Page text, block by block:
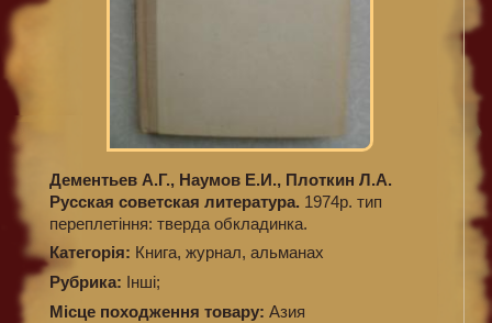
Дементьев А.Г., Наумов Е.И., Плоткин Л.А.
Русская советская литература. 1974р. тип
переплетіння: тверда обкладинка.
Категорiя: Книга, журнал, альманах
Рубрика: Інші;
Місце походження товару: Азия